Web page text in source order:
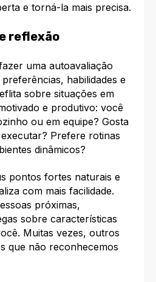
e torná-la mais precisa.​
reflexão
uma autoavaliação
habilidades e
sobre situações em
e produtivo: você
ou em equipe? Gosta
Prefere rotinas
dinâmicos?​
pontos fortes naturais e
com mais facilidade.
próximas,
sobre características
Muitas vezes, outros
que não reconhecemos